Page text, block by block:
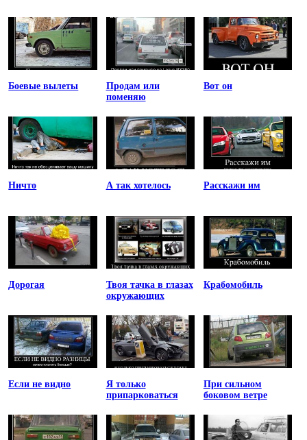
Боевые вылеты
Продам или
поменяю
Вот он
Ничто А так хотелось Расскажи им
Дорогая
Твоя тачка в глазах
окружающих
Крабомобиль
Если не видно
Я только
припарковаться
При сильном
боковом ветре